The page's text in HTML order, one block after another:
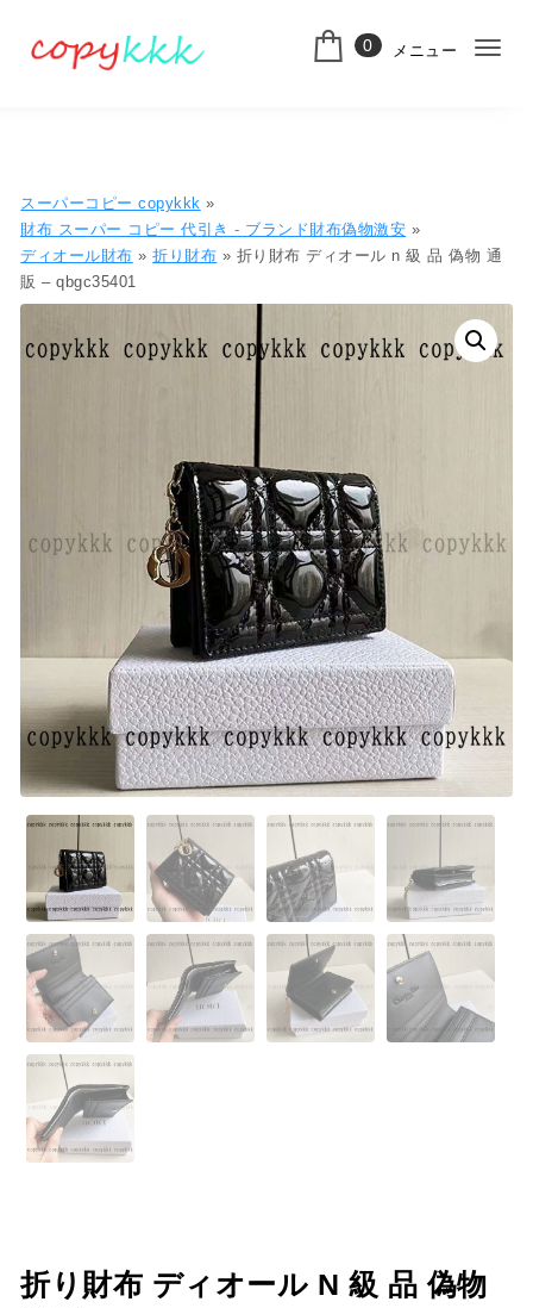
0 メニュー
ナ
ン
切
スーパーコピー copykkk »
財布 スーパー コピー 代引き​ - ブランド財布偽物激安 »
ディオール財布 »折り財布 » 折り財布 ディオール n 級 品 偽物 通
販 – qbgc35401
折り財布 ディオール N 級 品 偽物